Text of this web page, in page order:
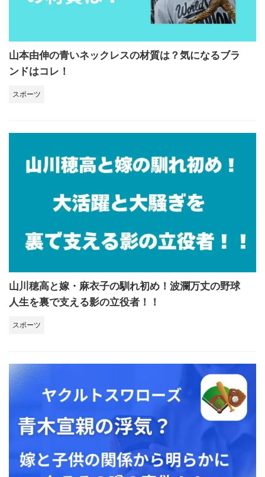
山本由伸の青いネックレスの材質は？気になるブラ
ンドはコレ！
スポーツ
山川穂高と嫁・麻衣子の馴れ初め！波瀾万丈の野球
人生を裏で支える影の立役者！！
スポーツ